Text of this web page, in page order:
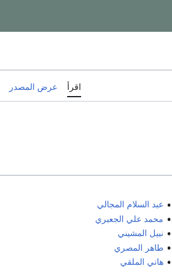
اقرأ عرض المصدر
عبد السلام المجالي
محمد علي الجعبري
نبيل المشيني
طاهر المصري
هاني الملقي